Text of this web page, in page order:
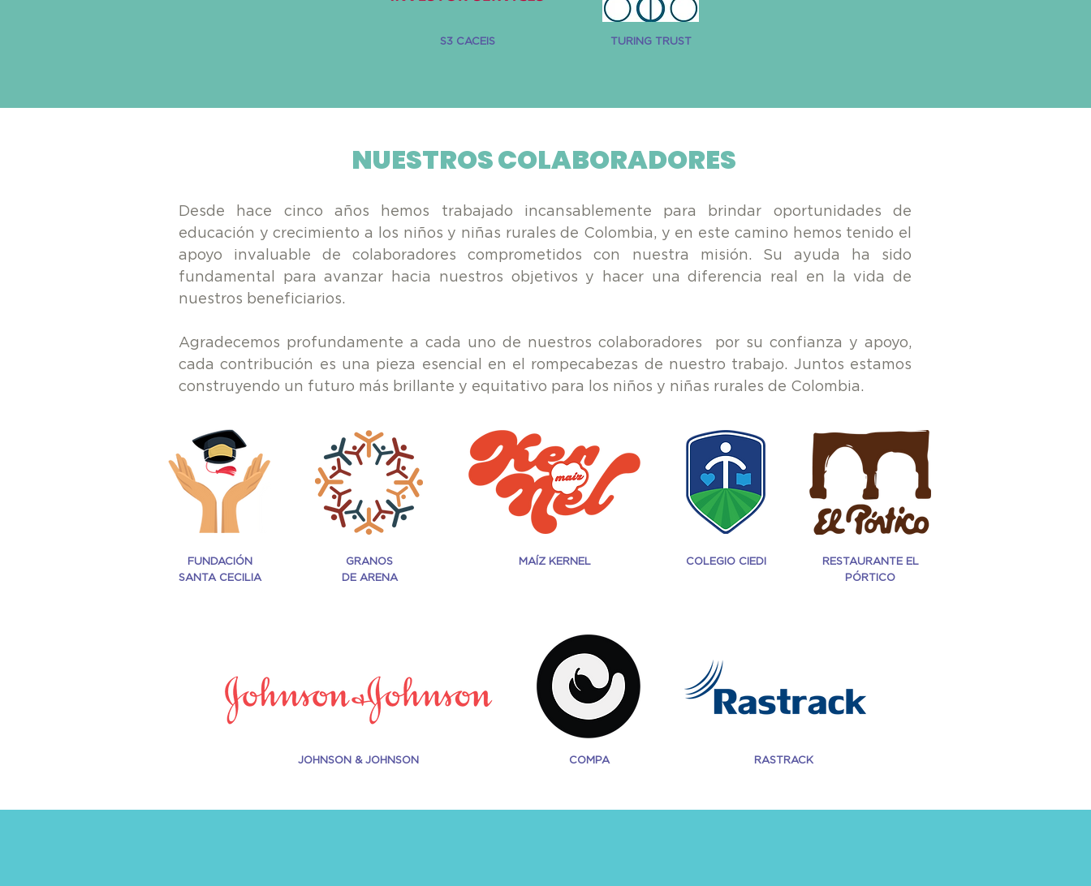
S3 CACEIS TURING TRUST
NUESTROS COLABORADORES
Desde hace cinco años hemos trabajado incansablemente para brindar oportunidades de
educación y crecimiento a los niños y niñas rurales de Colombia, y en este camino hemos tenido el
apoyo invaluable de colaboradores comprometidos con nuestra misión. Su ayuda ha sido
fundamental para avanzar hacia nuestros objetivos y hacer una diferencia real en la vida de
nuestros beneficiarios.
Agradecemos profundamente a cada uno de nuestros colaboradores por su confianza y apoyo,
cada contribución es una pieza esencial en el rompecabezas de nuestro trabajo. Juntos estamos
construyendo un futuro más brillante y equitativo para los niños y niñas rurales de Colombia.
FUNDACIÓN
SANTA CECILIA
GRANOS
DE ARENA
MAÍZ KERNEL COLEGIO CIEDI
RESTAURANTE EL
PÓRTICO
JOHNSON & JOHNSON COMPA RASTRACK